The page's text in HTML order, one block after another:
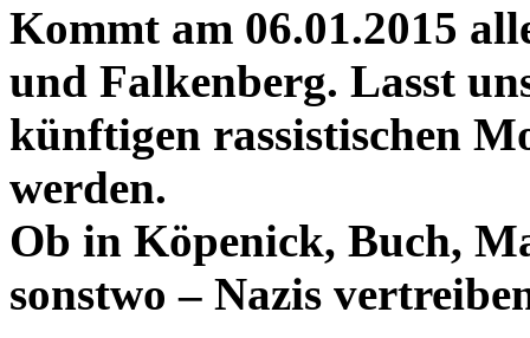
Kommt am 06.01.2015
und Falkenberg. Lasst
künftigen rassistischen
werden.
Ob in Köpenick, Buch,
sonstwo – Nazis